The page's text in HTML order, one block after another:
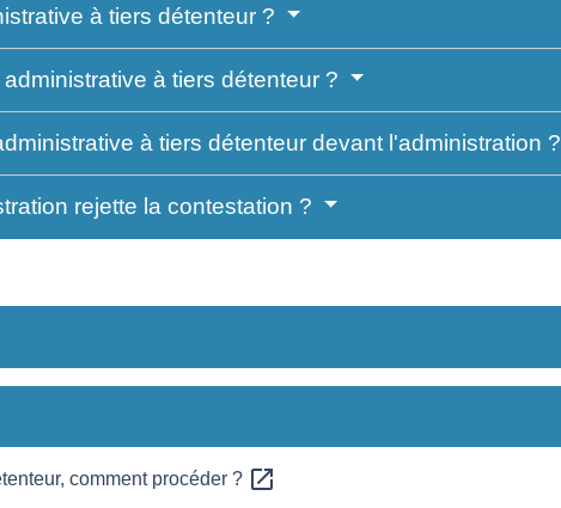
à tiers détenteur ?
à tiers détenteur ?
à tiers détenteur devant l'administration ?
rejette la contestation ?
comment procéder ? open_in_new